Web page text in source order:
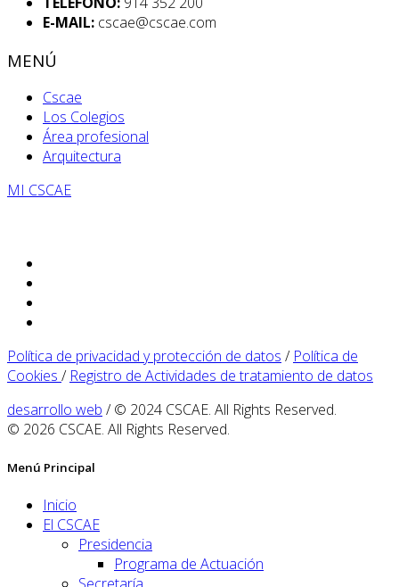
E-MAIL: cscae@cscae.com
MENÚ
Cscae
Los Colegios
Área profesional
Arquitectura
MI CSCAE
Política de privacidad y protección de datos / Política de
Cookies / Registro de Actividades de tratamiento de datos
desarrollo web / © 2024 CSCAE. All Rights Reserved.
© 2026 CSCAE. All Rights Reserved.
Menú Principal
Inicio
El CSCAE
Presidencia
Programa de Actuación